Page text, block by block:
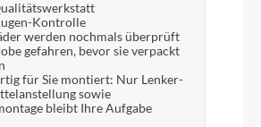
Kontrolle
werden nochmals überprüft
gefahren, bevor sie verpackt
für Sie montiert: Nur Lenker-
sowie
bleibt Ihre Aufgabe